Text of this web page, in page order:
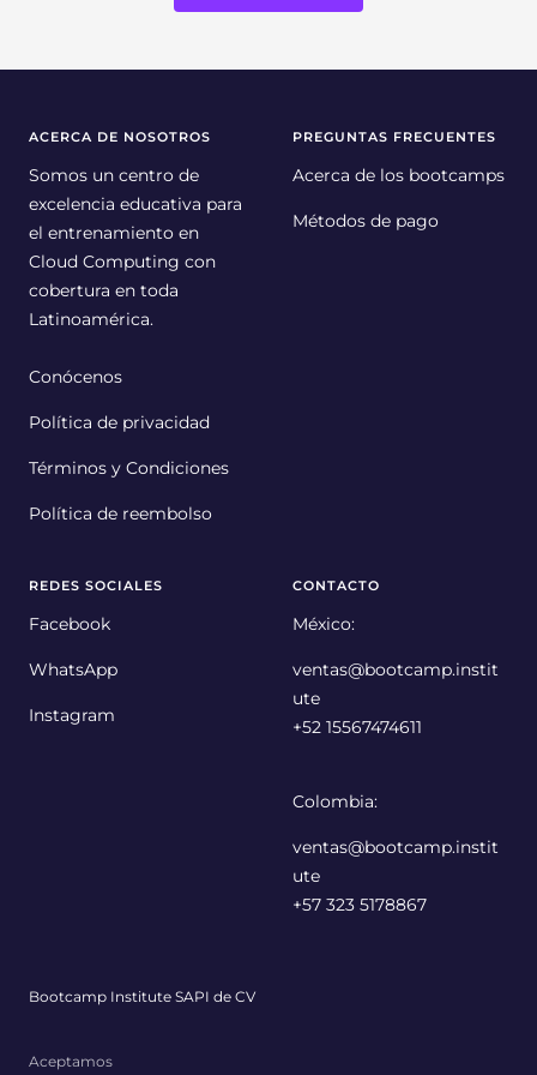
ACERCA DE NOSOTROS
Somos un centro de
excelencia educativa para
el entrenamiento en
Cloud Computing con
cobertura en toda
Latinoamérica.
Conócenos
Política de privacidad
Términos y Condiciones
Política de reembolso
PREGUNTAS FRECUENTES
Acerca de los bootcamps
Métodos de pago
REDES SOCIALES
Facebook
WhatsApp
Instagram
CONTACTO
México:
ventas@bootcamp.instit
ute
+52 15567474611
Colombia:
ventas@bootcamp.instit
ute
+57 323 5178867
Bootcamp Institute SAPI de CV
Aceptamos